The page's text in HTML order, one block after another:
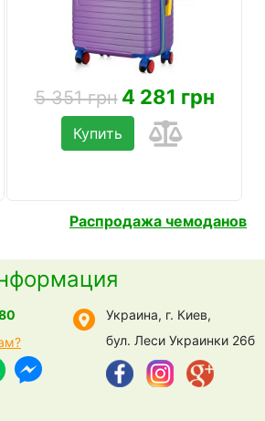
5 351 грн 4 281 грн
Купить
Распродажа чемоданов
Украина, г. Киев,
бул. Леси Украинки 26б